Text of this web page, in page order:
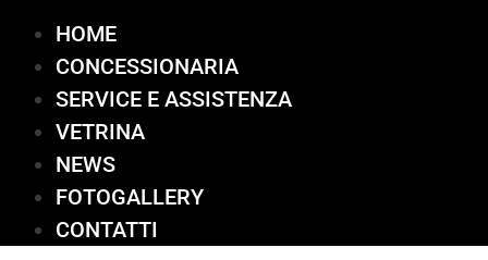
HOME
CONCESSIONARIA
SERVICE E ASSISTENZA
VETRINA
NEWS
FOTOGALLERY
CONTATTI